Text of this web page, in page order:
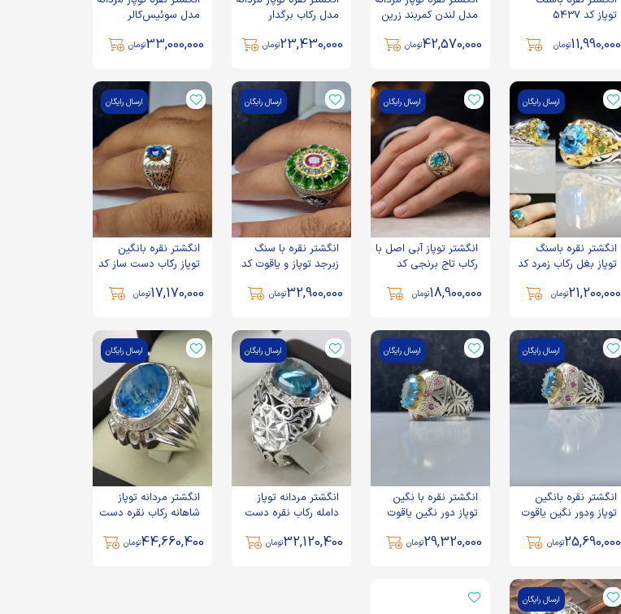
توپاز کد 5437
11,990,000تومان
مدل لندن کمربند زرین
42,570,000تومان
مدل رکاب برگدار
23,430,000تومان
مدل سوئیس‌کالر
33,000,000تومان
ارسال رایگان
انگشتر نقره باسنگ
توپاز بغل رکاب زمرد کد
21,200,000تومان
ارسال رایگان
انگشتر توپاز آبی اصل با
رکاب تاج برنجی کد
18,900,000تومان
ارسال رایگان
انگشتر نقره با سنگ
زبرجد توپاز و یاقوت کد
32,900,000تومان
ارسال رایگان
انگشتر نقره بانگین
توپاز رکاب دست ساز کد
17,170,000تومان
ارسال رایگان
انگشتر نقره بانگین
توپاز ودور نگین یاقوت
1220
25,690,000تومان
ارسال رایگان
انگشتر نقره با نگین
توپاز دور نگین یاقوت
1216
29,320,000تومان
ارسال رایگان
انگشتر مردانه توپاز
دامله رکاب نقره دست
32,120,400تومان
ارسال رایگان
انگشتر مردانه توپاز
شاهانه رکاب نقره دست
44,660,400تومان
ارسال رایگان